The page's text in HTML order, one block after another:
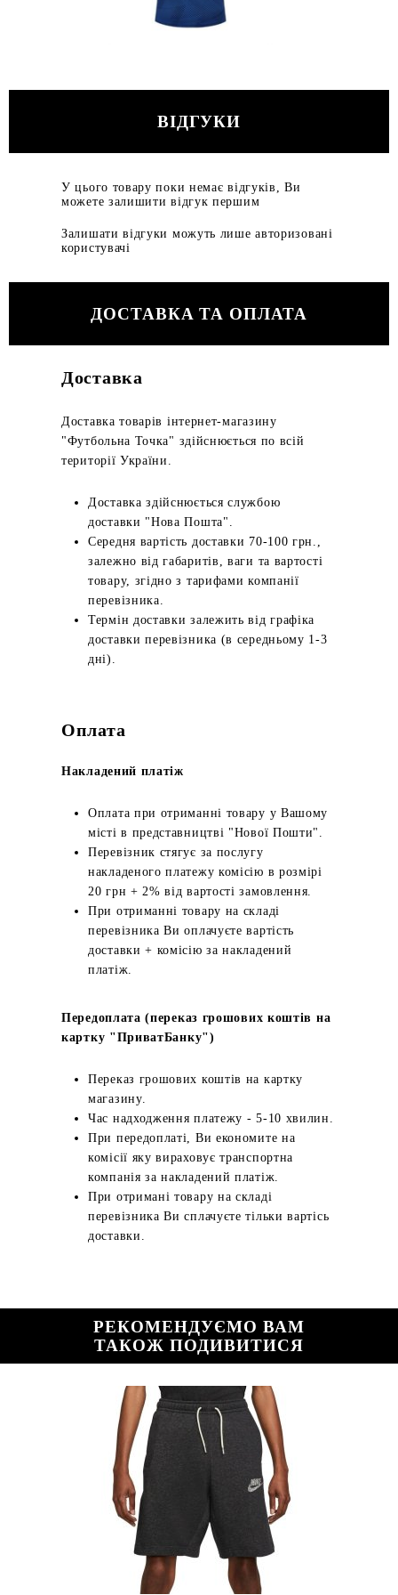
ВІДГУКИ
У цього товару поки немає відгуків, Ви
можете залишити відгук першим
Залишати відгуки можуть лише авторизовані
користувачі
ДОСТАВКА ТА ОПЛАТА
Доставка
Доставка товарів інтернет-магазину
"Футбольна Точка" здійснюється по всій
території України.
Доставка здійснюється службою
доставки "Нова Пошта".
Середня вартість доставки 70-100 грн.,
залежно від габаритів, ваги та вартості
товару, згідно з тарифами компанії
перевізника.
Термін доставки залежить від графіка
доставки перевізника (в середньому 1-3
дні).
Оплата
Накладений платіж
Оплата при отриманні товару у Вашому
місті в представництві "Нової Пошти".
Перевізник стягує за послугу
накладеного платежу комісію в розмірі
20 грн + 2% від вартості замовлення.
При отриманні товару на складі
перевізника Ви оплачуєте вартість
доставки + комісію за накладений
платіж.
Передоплата (переказ грошових коштів на
картку "ПриватБанку")
Переказ грошових коштів на картку
магазину.
Час надходження платежу - 5-10 хвилин.
При передоплаті, Ви економите на
комісії яку вираховує транспортна
компанія за накладений платіж.
При отримані товару на складі
перевізника Ви сплачуєте тільки вартісь
доставки.
РЕКОМЕНДУЄМО ВАМ
ТАКОЖ ПОДИВИТИСЯ